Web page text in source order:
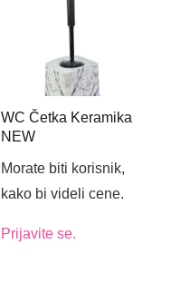
WC Četka Keramika
NEW
Morate biti korisnik,
kako bi videli cene.
Prijavite se.